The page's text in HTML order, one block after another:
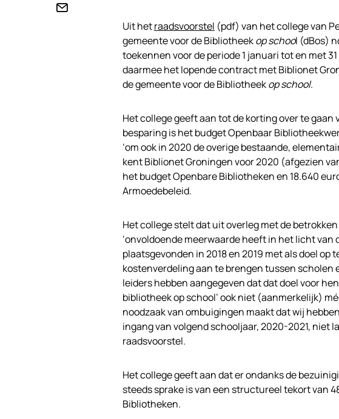
Uit hetraadsvoorstel (pdf) van het college van
gemeente voor de Bibliotheekop school (dBos)
toekennen voor de periode 1 januari tot en met
daarmee het lopende contract met Biblionet
de gemeente voor de Bibliotheekop school.
Het college geeft aan tot de korting over te
besparing is het budget Openbaar
‘om ook in 2020 de overige bestaande,
kent Biblionet Groningen voor 2020 (afgezien
het budget Openbare Bibliotheken en 18.640
Armoedebeleid.
Het college stelt dat uit overleg met de
‘onvoldoende meerwaarde heeft in het licht van
plaatsgevonden in 2018 en 2019 met als doel op
kostenverdeling aan te brengen tussen scholen
leiders hebben aangegeven dat dat doel voor
bibliotheek op school’ ook niet (aanmerkelijk)
noodzaak van ombuigingen maakt dat wij
ingang van volgend schooljaar, 2020-2021, niet
raadsvoorstel.
Het college geeft aan dat er ondanks de
steeds sprake is van een structureel tekort van
Bibliotheken.